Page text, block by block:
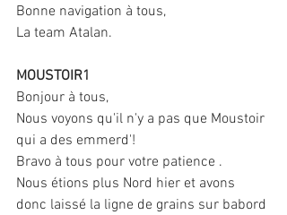
Bonne navigation à tous,
La team Atalan.
MOUSTOIR1
Bonjour à tous,
Nous voyons qu'il n'y a pas que Moustoir
qui a des emmerd'!
Bravo à tous pour votre patience .
Nous étions plus Nord hier et avons
donc laissé la ligne de grains sur babord